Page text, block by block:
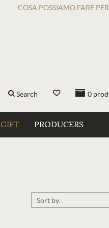
COSA POSSIAMO FARE
0
Search
GIFT PRODUCERS
Sort by...